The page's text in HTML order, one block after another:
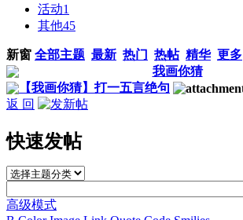
活动1
其他45
新窗 全部主题 最新 热门 热帖 精华 更多
我画你猜
【我画你猜】打一五言绝句
返 回
快速发帖
高级模式